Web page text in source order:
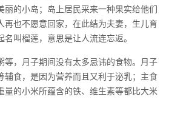
丽的小岛；岛上居民采来一种果实给他们
再也不愿意回家，在此结为夫妻，生儿育
叫榴莲，意思是让人流连忘返。
等，月子期间没有太多忌讳的食物。月子
辅食，是因为营养而且又利于泌乳；主食
量的小米所蕴含的铁、维生素等都比大米